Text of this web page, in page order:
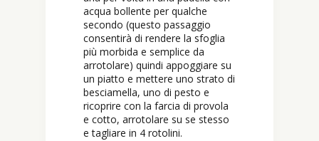
acqua bollente per qualche
secondo (questo passaggio
consentirà di rendere la sfoglia
più morbida e semplice da
arrotolare) quindi appoggiare su
un piatto e mettere uno strato di
besciamella, uno di pesto e
ricoprire con la farcia di provola
e cotto, arrotolare su se stesso
e tagliare in 4 rotolini.